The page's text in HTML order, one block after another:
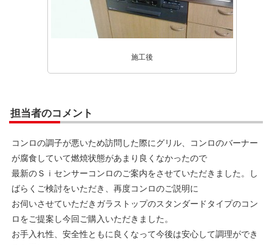
施工後
担当者のコメント
コンロの調子が悪いため訪問した際にグリル、コンロのバーナー
が腐食していて燃焼状態があまり良くなかったので
最新のＳｉセンサーコンロのご案内をさせていただきました。し
ばらくご検討をいただき、再度コンロのご説明に
お伺いさせていただきガラストップのスタンダードタイプのコン
ロをご提案し今回ご購入いただきました。
お手入れ性、安全性ともに良くなって今後は安心して調理ができ